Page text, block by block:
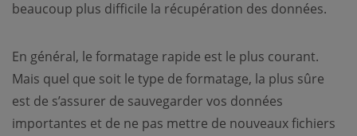
beaucoup plus difficile la récupération des données.
En général, le formatage rapide est le plus courant.
Mais quel que soit le type de formatage, la plus sûre
est de s’assurer de sauvegarder vos données
importantes et de ne pas mettre de nouveaux fichiers